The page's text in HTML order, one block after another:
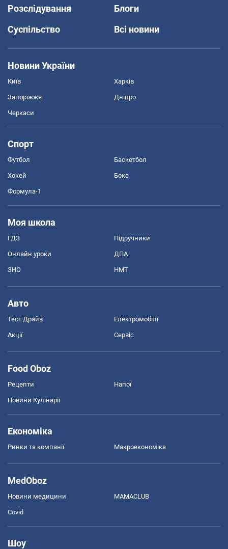
Розслідування
Блоги
Суспільство
Всі новини
Новини України
Київ Харків
Запоріжжя Дніпро
Черкаси
Спорт
Футбол Баскетбол
Хокей Бокс
Формула-1
Моя школа
ГДЗ Підручники
Онлайн уроки ДПА
ЗНО НМТ
Авто
Тест Драйв Електромобілі
Акції Сервіс
Food Oboz
Рецепти Напої
Новини Кулінарії
Економіка
Ринки та компанії Макроекономіка
MedOboz
Новини медицини MAMACLUB
Covid
Шоу